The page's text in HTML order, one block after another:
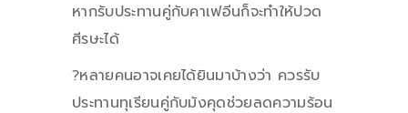
หากรับประทานคู่กับคาเฟอีนก็จะทำให้ปวด
ศีรษะได้
?หลายคนอาจเคยได้ยินมาบ้างว่า ควรรับ
ประทานทุเรียนคู่กับมังคุดช่วยลดความร้อน